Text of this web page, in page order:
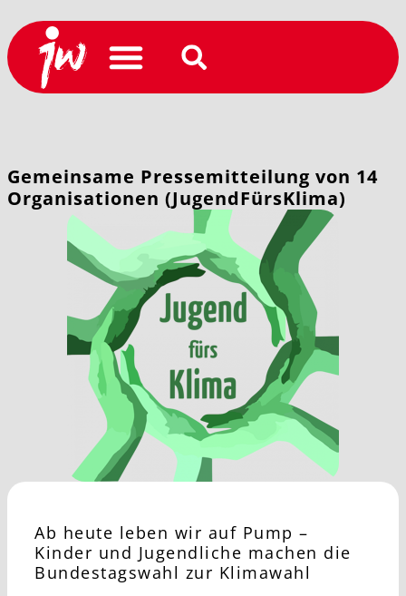
Gemeinsame Pressemitteilung von 14
Organisationen (JugendFürsKlima)
Ab heute leben wir auf Pump –
Kinder und Jugendliche machen die
Bundestagswahl zur Klimawahl